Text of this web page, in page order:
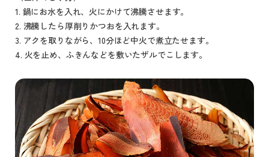
1. 鍋にお水を入れ、火にかけて沸騰させます。
2. 沸騰したら厚削りかつおを入れます。
3. アクを取りながら、10分ほど中火で煮立たせます。
4. 火を止め、ふきんなどを敷いたザルでこします。